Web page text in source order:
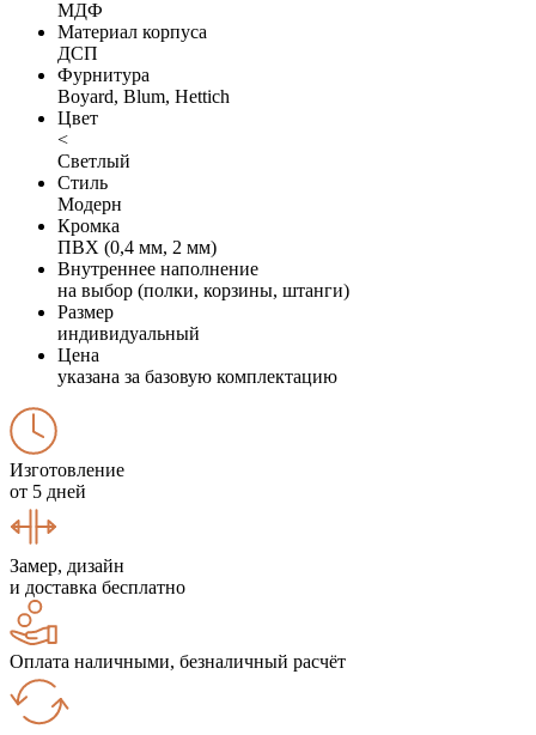
МДФ
Материал корпуса
ДСП
Фурнитура
Boyard, Blum, Hettich
Цвет
<
Светлый
Стиль
Модерн
Кромка
ПВХ (0,4 мм, 2 мм)
Внутреннее наполнение
на выбор (полки, корзины, штанги)
Размер
индивидуальный
Цена
указана за базовую комплектацию
Изготовление
от 5 дней
Замер, дизайн
и доставка бесплатно
Оплата наличными, безналичный расчёт